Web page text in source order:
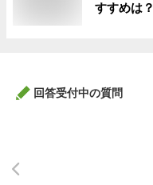
すすめは？
回答受付中の質問